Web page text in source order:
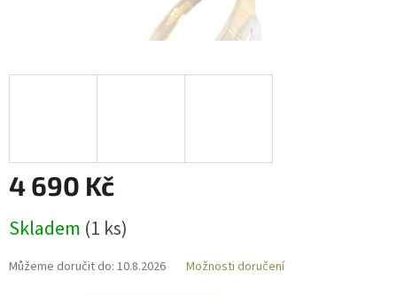
4 690 Kč
cena:
Skladem (1 ks)
Můžeme doručit do: 10.8.2026 Možnosti doručení